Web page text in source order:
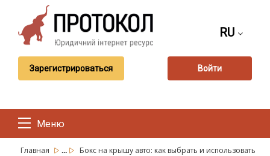
RU
Зарегистрироваться Войти
Меню
Главная ... Бокс на крышу авто: как выбрать и использовать